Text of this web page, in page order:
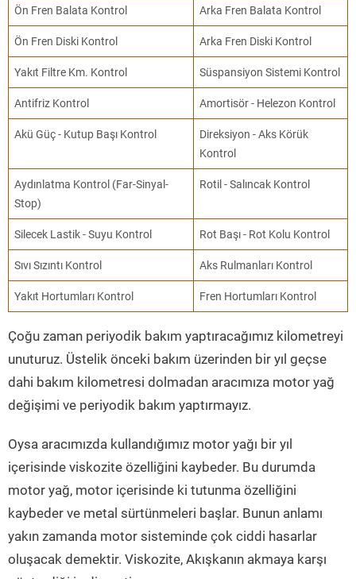
Ön Fren Balata Kontrol Arka Fren Balata Kontrol
Ön Fren Diski Kontrol Arka Fren Diski Kontrol
Yakıt Filtre Km. Kontrol Süspansiyon Sistemi Kontrol
Antifriz Kontrol Amortisör - Helezon Kontrol
Akü Güç - Kutup Başı Kontrol
Direksiyon - Aks Körük
Kontrol
Aydınlatma Kontrol (Far-Sinyal-
Stop)
Rotil - Salıncak Kontrol
Silecek Lastik - Suyu Kontrol Rot Başı - Rot Kolu Kontrol
Sıvı Sızıntı Kontrol Aks Rulmanları Kontrol
Yakıt Hortumları Kontrol Fren Hortumları Kontrol
Çoğu zaman periyodik bakım yaptıracağımız kilometreyi
unuturuz. Üstelik önceki bakım üzerinden bir yıl geçse
dahi bakım kilometresi dolmadan aracımıza motor yağ
değişimi ve periyodik bakım yaptırmayız.
Oysa aracımızda kullandığımız motor yağı bir yıl
içerisinde viskozite özelliğini kaybeder. Bu durumda
motor yağ, motor içerisinde ki tutunma özelliğini
kaybeder ve metal sürtünmeleri başlar. Bunun anlamı
yakın zamanda motor sisteminde çok ciddi hasarlar
oluşacak demektir. Viskozite, Akışkanın akmaya karşı